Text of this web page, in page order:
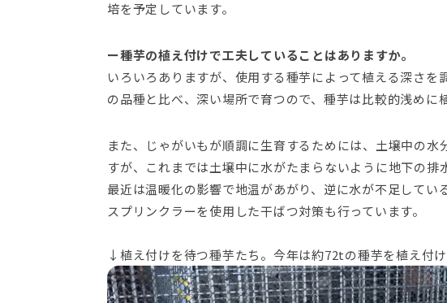
培を予定しています。
ー種芋の植え付けで工夫していることはありますか。
いろいろありますが、使用する種芋によって植える深さを
の品種と比べ、深い場所で育つので、種芋は比較的浅めに
また、じゃがいもが順調に生育するためには、土壌中の
すが、これまでは土壌中に水がたまらないように地下の排
最近は温暖化の影響で地温があがり、逆に水が不足してい
スプリンクラーを使用した干ばつ対策も行っています。
↓植え付けを待つ種芋たち。今年は約72tの種芋を植え付け